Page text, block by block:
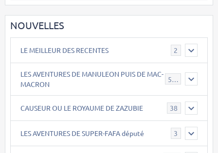
NOUVELLES
LE MEILLEUR DES RECENTES 2
LES AVENTURES DE MANULEON PUIS DE MAC-
MACRON
543
CAUSEUR OU LE ROYAUME DE ZAZUBIE 38
LES AVENTURES DE SUPER-FAFA député 3